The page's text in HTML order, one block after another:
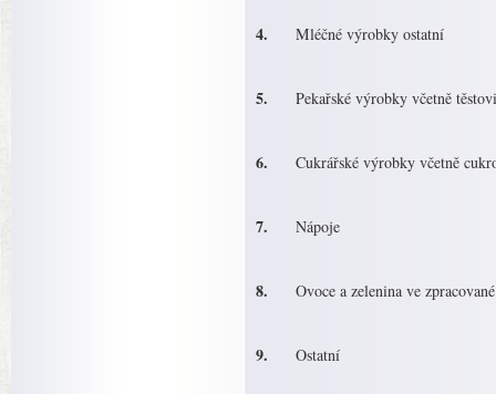
4. Mléčné výrobky ostatní
5. Pekařské výrobky včetně
6. Cukrářské výrobky včetně
7. Nápoje
8. Ovoce a zelenina ve
9. Ostatní